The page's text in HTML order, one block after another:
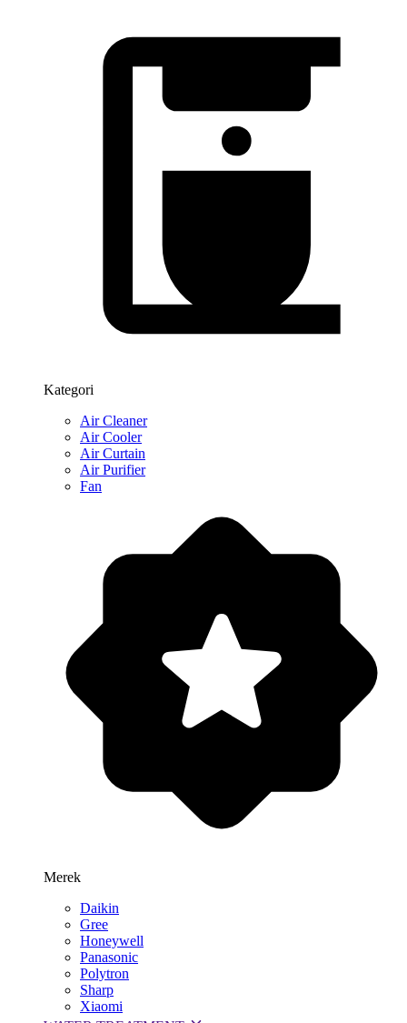
Kategori
Air Cleaner
Air Cooler
Air Curtain
Air Purifier
Fan
Merek
Daikin
Gree
Honeywell
Panasonic
Polytron
Sharp
Xiaomi